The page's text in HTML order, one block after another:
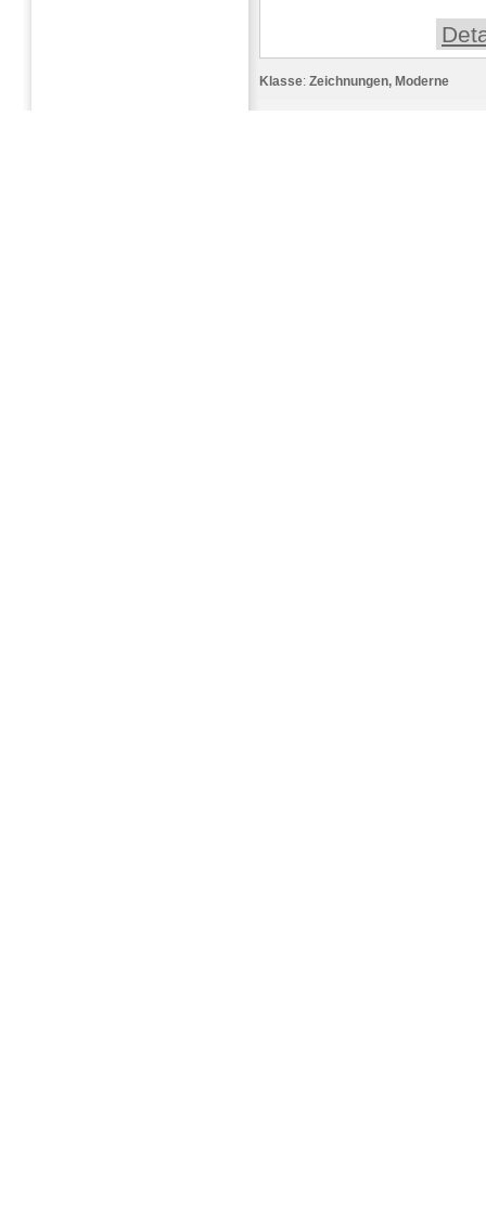
Klasse: Zeichnungen, Moderne